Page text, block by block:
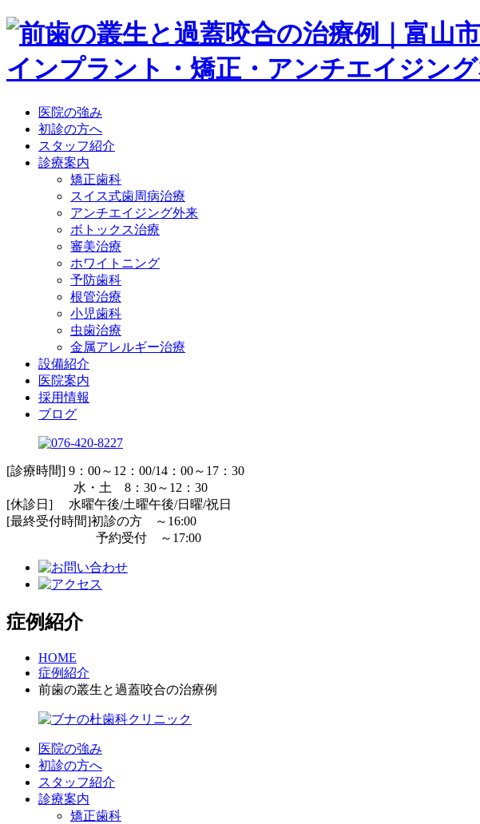
医院の強み
初診の方へ
スタッフ紹介
診療案内
矯正歯科
スイス式歯周病治療
アンチエイジング外来
ボトックス治療
審美治療
ホワイトニング
予防歯科
根管治療
小児歯科
虫歯治療
金属アレルギー治療
設備紹介
医院案内
採用情報
ブログ
[診療時間] 9：00～12：00/14：00～17：30
水・土 8：30～12：30
[休診日] 水曜午後/土曜午後/日曜/祝日
[最終受付時間]初診の方 ～16:00
予約受付 ～17:00
症例紹介
HOME
症例紹介
前歯の叢生と過蓋咬合の治療例
医院の強み
初診の方へ
スタッフ紹介
診療案内
矯正歯科